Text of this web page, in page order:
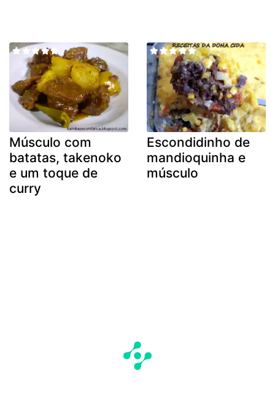
Músculo com
batatas, takenoko
e um toque de
curry
Escondidinho de
mandioquinha e
músculo